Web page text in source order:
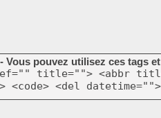
Vous pouvez utilisez ces tags
title=""> <abbr
<code> <del